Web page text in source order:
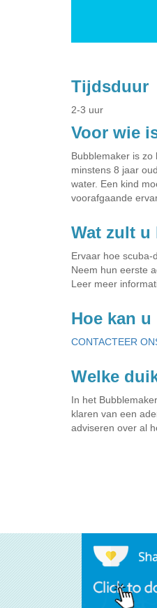
Tijdsduur
2-3 uur
Voor wie
Bubblemaker is
minstens 8 jaar
water. Een kind
voorafgaande
Wat zult u
Ervaar hoe scuba-
Neem hun eerste
Leer meer
Hoe kan
CONTACTEER
Welke
In het
klaren van een
adviseren over al